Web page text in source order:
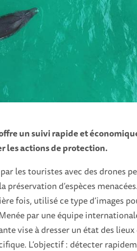
un suivi rapide et
les actions de protection.
les touristes avec des drones
d’espèces
fois, utilisé ce type d’images
par une équipe
vise à dresser un état des
L’objectif : détecter